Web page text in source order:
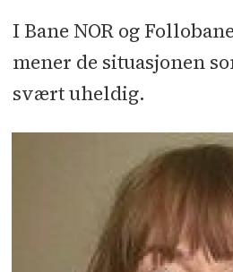
I Bane NOR og
mener de situasjonen
svært uheldig.